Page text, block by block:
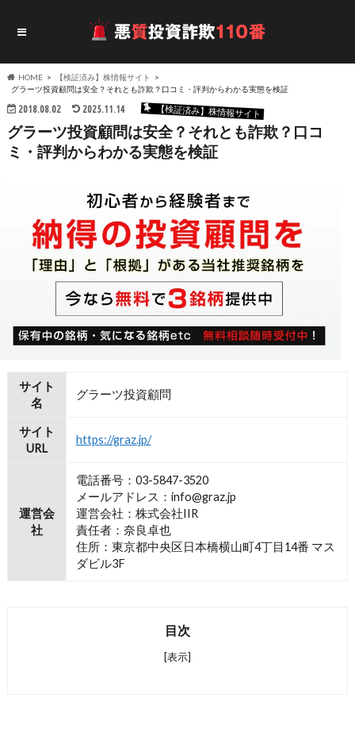
HOME
【検証済み】株情報サイト
グラーツ投資顧問は安全？それとも詐欺？口コミ・評判からわかる実態を検証
2018.08.02 2025.11.14 【検証済み】株情報サイト
グラーツ投資顧問は安全？それとも詐欺？口コ
ミ・評判からわかる実態を検証
サイト
名
グラーツ投資顧問
サイト
URL
https://graz.jp/
運営会
社
電話番号：03-5847-3520
メールアドレス：info@graz.jp
運営会社：株式会社IIR
責任者：奈良卓也
住所：東京都中央区日本橋横山町4丁目14番 マス
ダビル3F
目次
[表示]